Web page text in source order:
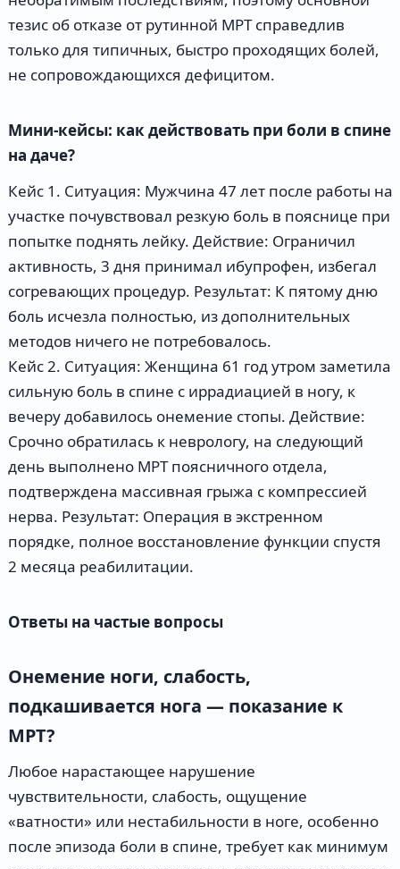
тезис об отказе от рутинной МРТ справедлив
только для типичных, быстро проходящих болей,
не сопровождающихся дефицитом.
Мини-кейсы: как действовать при боли в спине
на даче?
Кейс 1. Ситуация: Мужчина 47 лет после работы на
участке почувствовал резкую боль в пояснице при
попытке поднять лейку. Действие: Ограничил
активность, 3 дня принимал ибупрофен, избегал
согревающих процедур. Результат: К пятому дню
боль исчезла полностью, из дополнительных
методов ничего не потребовалось.
Кейс 2. Ситуация: Женщина 61 год утром заметила
сильную боль в спине с иррадиацией в ногу, к
вечеру добавилось онемение стопы. Действие:
Срочно обратилась к неврологу, на следующий
день выполнено МРТ поясничного отдела,
подтверждена массивная грыжа с компрессией
нерва. Результат: Операция в экстренном
порядке, полное восстановление функции спустя
2 месяца реабилитации.
Ответы на частые вопросы
Онемение ноги, слабость,
подкашивается нога — показание к
МРТ?
Любое нарастающее нарушение
чувствительности, слабость, ощущение
«ватности» или нестабильности в ноге, особенно
после эпизода боли в спине, требует как минимум